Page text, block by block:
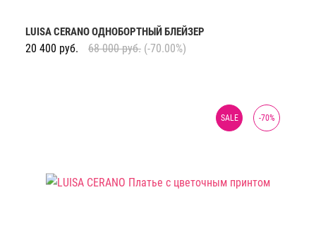
LUISA CERANO ОДНОБОРТНЫЙ БЛЕЙЗЕР
20 400 руб. 68 000 руб. (-70.00%)
-70%
SALE